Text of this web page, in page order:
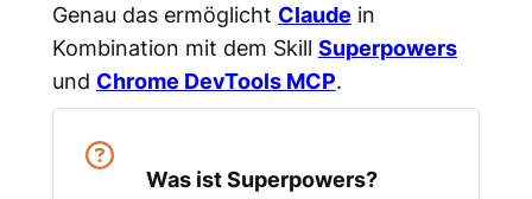
Genau das ermöglicht Claude in
Kombination mit dem Skill Superpowers
und Chrome DevTools MCP.
Was ist Superpowers?